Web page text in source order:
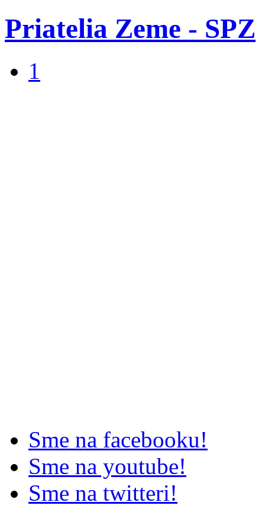
Priatelia Zeme - SPZ
1
Sme na facebooku!
Sme na youtube!
Sme na twitteri!